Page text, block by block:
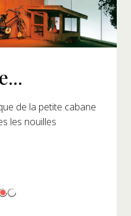
de la petite cabane
les nouilles